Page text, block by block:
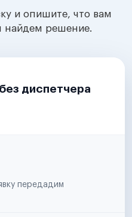
и опишите, что вам
найдем решение.
диспетчера
передадим